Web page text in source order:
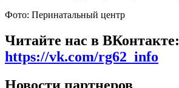
Фото: Перинатальный центр
Читайте нас в ВКонтакте:
https://vk.com/rg62_info